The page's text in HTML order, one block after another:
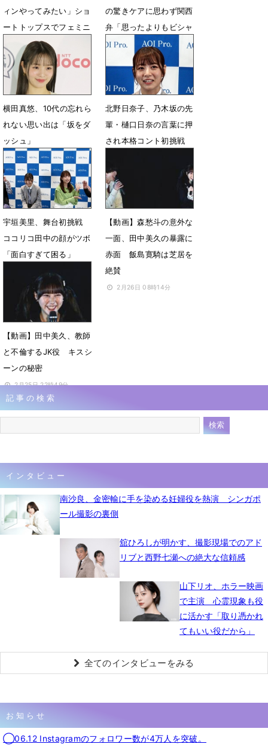
ィンやってみたい」ショ
ートトップスでフェミニ
ンなルック
7月22日 10時37分
の驚きケアに思わず関西
弁「思ったよりもビシャ
ビシャにするんやな」
6月24日 14時59分
横田真悠、10代の忘れら
れない思い出は「坂をダ
ッシュ」
3月26日 19時34分
北野日奈子、乃木坂の先
輩・樋口日奈の言葉に押
され本格コント初挑戦
宇垣美里、舞台初挑戦
ココリコ田中の顔がツボ
「面白すぎて困る」
【動画】森愁斗の意外な
一面、田中美久の暴露に
赤面 飯島寛騎は芝居を
絶賛
2月26日 08時14分
【動画】田中美久、教師
と不倫するJK役 キスシ
ーンの秘密
2月25日 22時49分
記事の検索
インタビュー
南沙良、金密輸に手を染める妊婦役を熱演 シンガポ
ール撮影の裏側
舘ひろしが明かす、撮影現場でのアド
リブと西野七瀬への絶大な信頼感
山下リオ、ホラー映画
で主演 心霊現象も役
に活かす「取り憑かれ
てもいい役だから」
全てのインタビューをみる
お知らせ
◯06.12 Instagramのフォロワー数が4万人を突破。